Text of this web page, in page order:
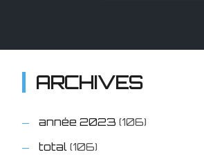
ARCHIVES
année 2023 (106)
total (106)